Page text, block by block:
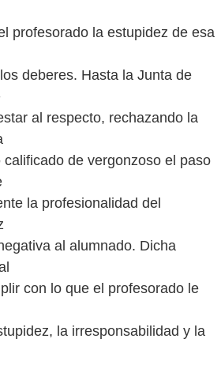
profesorado la estupidez de esa
deberes. Hasta la Junta de
al respecto, rechazando la
calificado de vergonzoso el paso
la profesionalidad del
al alumnado. Dicha
con lo que el profesorado le
la irresponsabilidad y la